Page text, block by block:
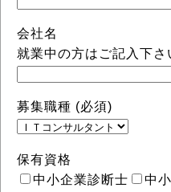
会社名
就業中の方はご記入下さ
募集職種 (必須)
保有資格
中小企業診断士
中